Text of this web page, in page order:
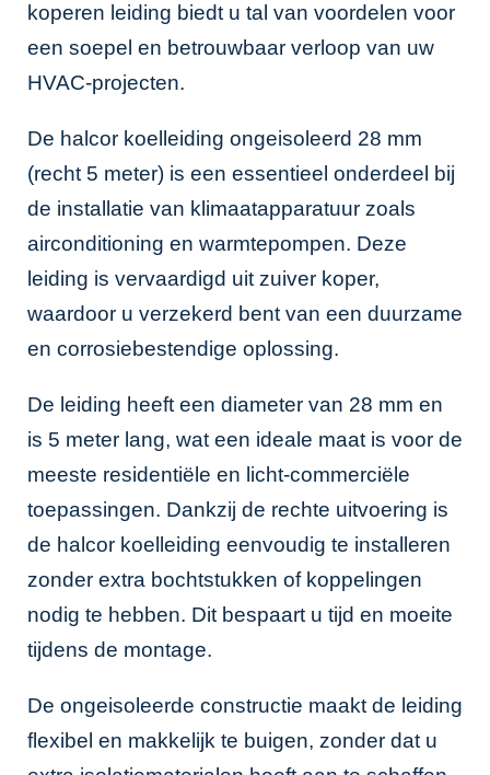
koperen leiding biedt u tal van voordelen voor
een soepel en betrouwbaar verloop van uw
HVAC-projecten.
De halcor koelleiding ongeisoleerd 28 mm
(recht 5 meter) is een essentieel onderdeel bij
de installatie van klimaatapparatuur zoals
airconditioning en warmtepompen. Deze
leiding is vervaardigd uit zuiver koper,
waardoor u verzekerd bent van een duurzame
en corrosiebestendige oplossing.
De leiding heeft een diameter van 28 mm en
is 5 meter lang, wat een ideale maat is voor de
meeste residentiële en licht-commerciële
toepassingen. Dankzij de rechte uitvoering is
de halcor koelleiding eenvoudig te installeren
zonder extra bochtstukken of koppelingen
nodig te hebben. Dit bespaart u tijd en moeite
tijdens de montage.
De ongeisoleerde constructie maakt de leiding
flexibel en makkelijk te buigen, zonder dat u